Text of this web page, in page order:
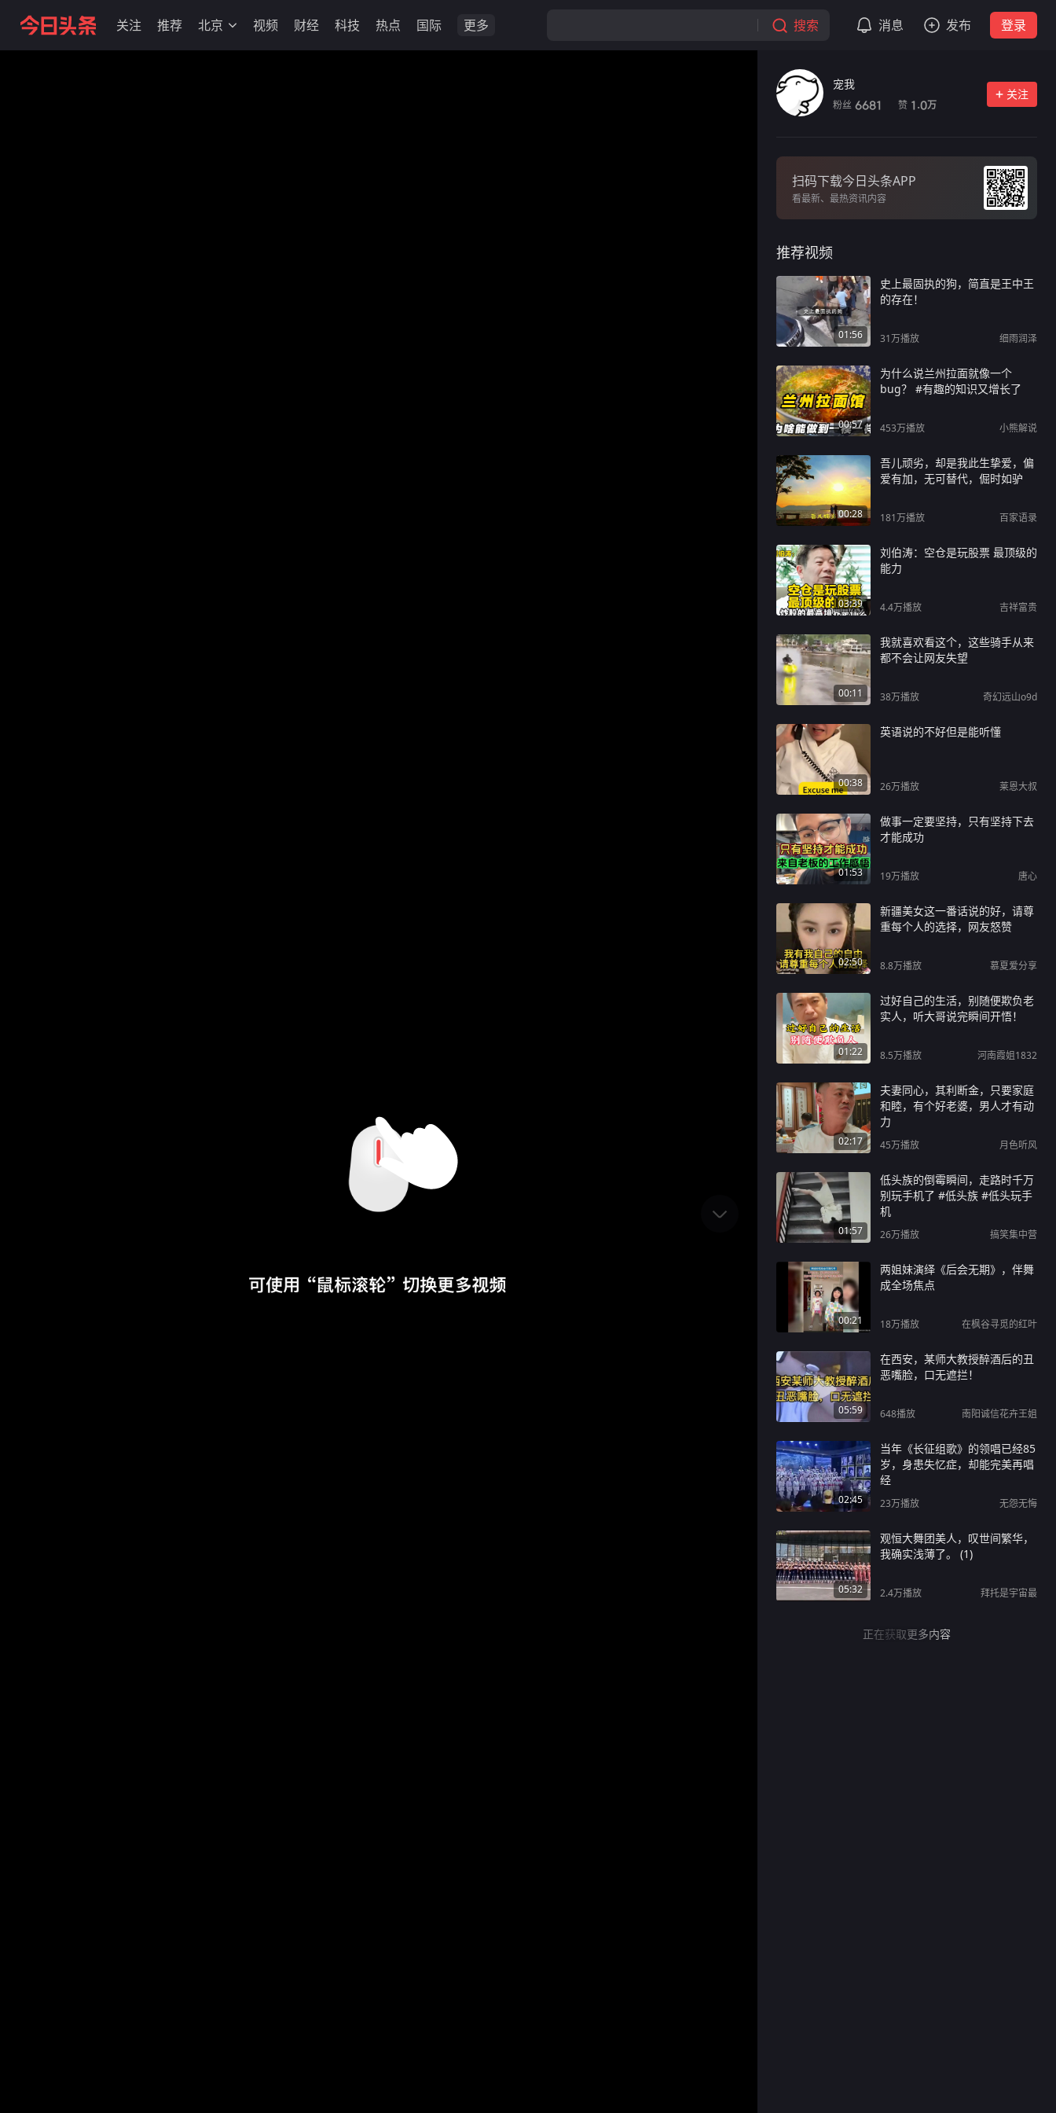
关注 推荐 北京 视频 财经 科技 热点 国际 更多 搜索 消息 发布 登录
宠我
粉丝 6681 赞 1.0万
关注
扫码下载今日头条APP
看最新、最热资讯内容
推荐视频
01:56
史上最固执的狗，简直是王中王
的存在！
31万播放 细雨润泽
00:57
为什么说兰州拉面就像一个
bug？ #有趣的知识又增长了
453万播放 小熊解说
00:28
吾儿顽劣，却是我此生挚爱，偏
爱有加，无可替代，倔时如驴
181万播放 百家语录
03:39
刘伯涛：空仓是玩股票 最顶级的
能力
4.4万播放 吉祥富贵
00:11
我就喜欢看这个，这些骑手从来
都不会让网友失望
38万播放 奇幻远山o9d
00:38
英语说的不好但是能听懂
26万播放 莱恩大叔
01:53
做事一定要坚持，只有坚持下去
才能成功
19万播放 唐心
02:50
新疆美女这一番话说的好，请尊
重每个人的选择，网友怒赞
8.8万播放 慕夏爱分享
01:22
过好自己的生活，别随便欺负老
实人，听大哥说完瞬间开悟！
8.5万播放 河南霞姐1832
02:17
夫妻同心，其利断金，只要家庭
和睦，有个好老婆，男人才有动
力
45万播放 月色听风
01:57
低头族的倒霉瞬间，走路时千万
别玩手机了 #低头族 #低头玩手
机
26万播放 搞笑集中营
00:21
两姐妹演绎《后会无期》，伴舞
成全场焦点
18万播放 在枫谷寻觅的红叶
05:59
在西安，某师大教授醉酒后的丑
恶嘴脸，口无遮拦！
648播放 南阳诚信花卉王姐
02:45
当年《长征组歌》的领唱已经85
岁，身患失忆症，却能完美再唱
经
23万播放 无怨无悔
05:32
观恒大舞团美人，叹世间繁华，
我确实浅薄了。 (1)
2.4万播放 拜托是宇宙最
正在获取更多内容